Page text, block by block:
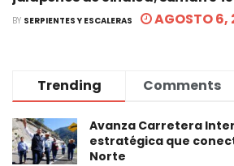
BY SERPIENTES Y ESCALERAS AGOSTO 6,
Trending Comments
Avanza Carretera
estratégica que
Norte